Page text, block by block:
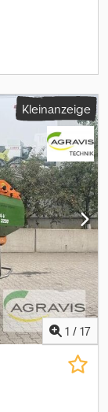
Kleinanzeige
1 / 17